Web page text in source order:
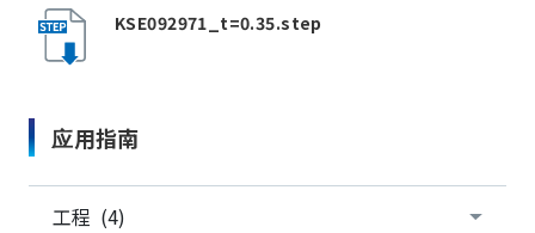
KSE092971_t=0.35.step
应用指南
工程 (4)